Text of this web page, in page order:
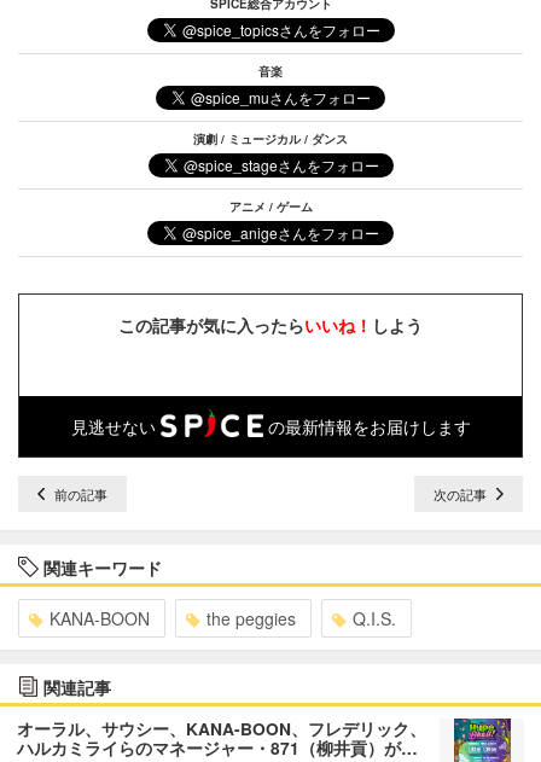
音楽
演劇 / ミュージカル / ダンス
アニメ / ゲーム
この記事が気に入ったらいいね！ しよう
見逃せない の最新情報をお届けします
前の記事 次の記事
関連キーワード
KANA-BOON the peggies Q.I.S.
関連記事
オーラル、サウシー、KANA-BOON、フレデリック、
ハルカミライらのマネージャー・871（柳井貢）が…